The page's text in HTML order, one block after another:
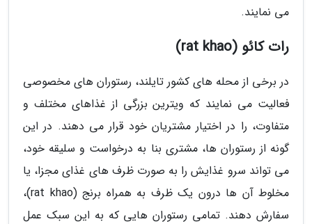
می نمایند.
رات کائو (rat khao)
در برخی از محله های کشور تایلند، رستوران های مخصوصی
فعالیت می نمایند که ویترین بزرگی از غذاهای مختلف و
متفاوت، را در اختیار مشتریان خود قرار می دهند. در این
گونه از رستوران ها، مشتری بنا به درخواست و سلیقه خود،
می تواند سرو غذایش را به صورت ظرف های غذای مجزا، یا
مخلوط آن ها درون یک ظرف به همراه برنج (rat khao)،
سفارش دهند. تمامی رستوران هایی که به این سبک عمل